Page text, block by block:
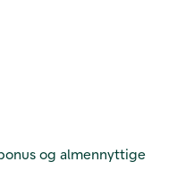
og almennyttige